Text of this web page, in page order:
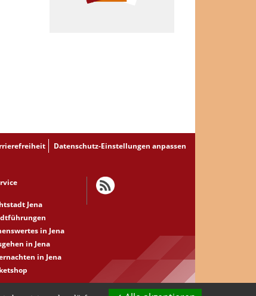
Datenschutz-Einstellungen anpassen
Jena
in Jena
in Jena
in Jena